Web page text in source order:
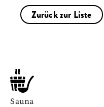
Zurück zur Liste
Sauna